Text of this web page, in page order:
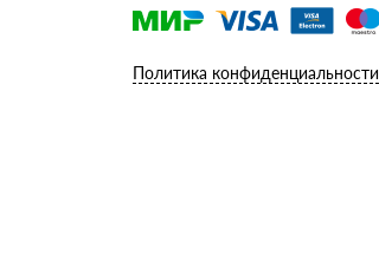
Политика конфиденциальности